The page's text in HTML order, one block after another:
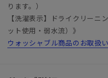
ります。）
【洗濯表示】ドライクリーニ
ット使用・弱水流）》
ウォッシャブル商品のお取扱